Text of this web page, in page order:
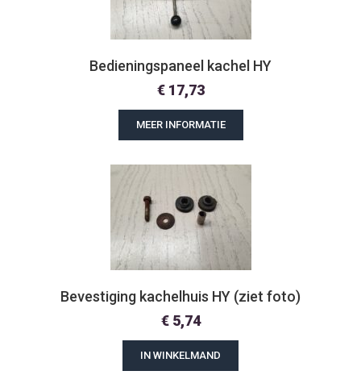
Bedieningspaneel kachel HY
€17,73
MEER INFORMATIE
Bevestiging kachelhuis HY (ziet foto)
€5,74
IN WINKELMAND